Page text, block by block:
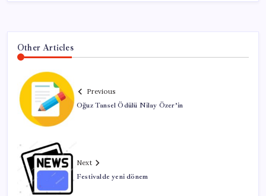
Other Articles
Previous
Oğuz Tansel Ödülü Nilay Özer’in
Next
Festivalde yeni dönem